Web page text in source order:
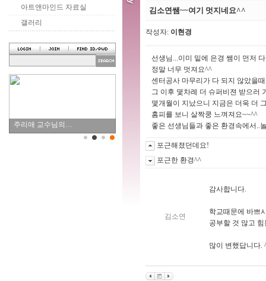
아트앤마인드 자료실
갤러리
주리애 교수님의…
김소연쌤~~여기 멋지네요^^
작성자: 이현경
선생님...이미 밑에 은경 쌤이 먼저
정말 너무 멋져요^^
센터공사 마무리가 다 되지 않았을
그 이후 몇차례 더 슈퍼비젼 받으러
몇개월이 지났으니 지금은 더욱 더
홈피를 보니 살짝쿵 느껴져요~~^^
좋은 선생님들과 좋은 환경속에서..
포근해졌던데요!
포근한 환경^^
김소연
감사합니다.
학교때문에 바쁘
공부할 것 많고
많이 변했답니다.